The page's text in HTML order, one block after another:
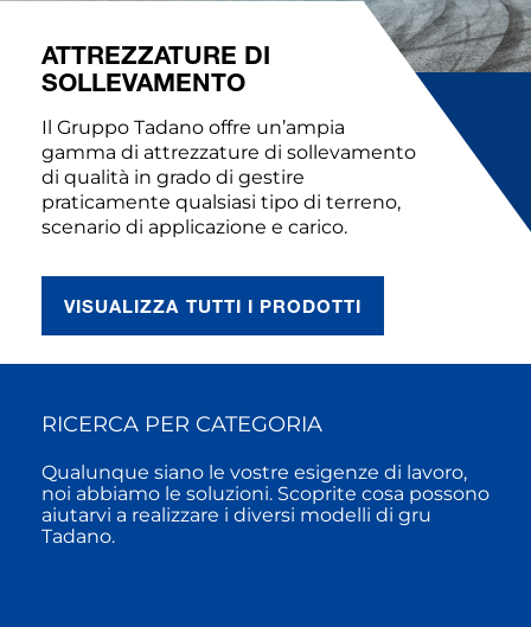
ATTREZZATURE DI
SOLLEVAMENTO
Il Gruppo Tadano offre un’ampia
gamma di attrezzature di sollevamento
di qualità in grado di gestire
praticamente qualsiasi tipo di terreno,
scenario di applicazione e carico.
VISUALIZZA TUTTI I PRODOTTI
RICERCA PER CATEGORIA
Qualunque siano le vostre esigenze di lavoro,
noi abbiamo le soluzioni. Scoprite cosa possono
aiutarvi a realizzare i diversi modelli di gru
Tadano.